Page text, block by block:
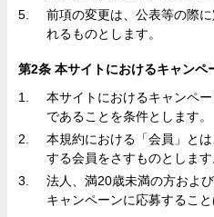
前項の変更は、公表等の際
れるものとします。
第2条 本サイトにおけるキャンペ
本サイトにおけるキャンペ
であることを条件とします。
本規約における「会員」と
する会員をさすものとします
法人、満20歳未満の方およ
キャンペーンに応募すること